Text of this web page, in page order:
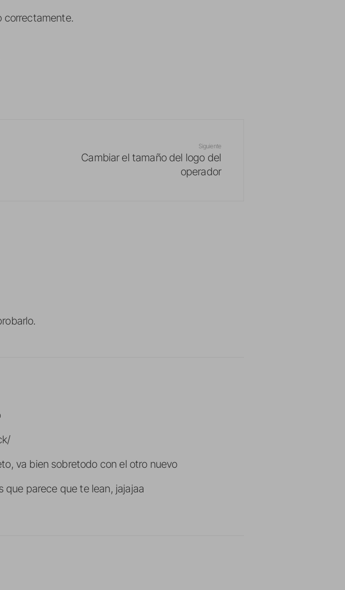
correctamente.
Siguiente
Cambiar el tamaño del logo del
operador
va bien sobretodo con el otro nuevo
que parece que te lean, jajajaa